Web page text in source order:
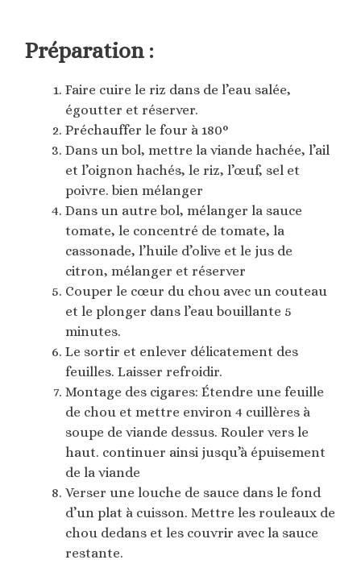
Préparation :
Faire cuire le riz dans de l’eau salée,
égoutter et réserver.
Préchauffer le four à 180°
Dans un bol, mettre la viande hachée, l’ail
et l’oignon hachés, le riz, l’œuf, sel et
poivre. bien mélanger
Dans un autre bol, mélanger la sauce
tomate, le concentré de tomate, la
cassonade, l’huile d’olive et le jus de
citron, mélanger et réserver
Couper le cœur du chou avec un couteau
et le plonger dans l’eau bouillante 5
minutes.
Le sortir et enlever délicatement des
feuilles. Laisser refroidir.
Montage des cigares: Étendre une feuille
de chou et mettre environ 4 cuillères à
soupe de viande dessus. Rouler vers le
haut. continuer ainsi jusqu’à épuisement
de la viande
Verser une louche de sauce dans le fond
d’un plat à cuisson. Mettre les rouleaux de
chou dedans et les couvrir avec la sauce
restante.